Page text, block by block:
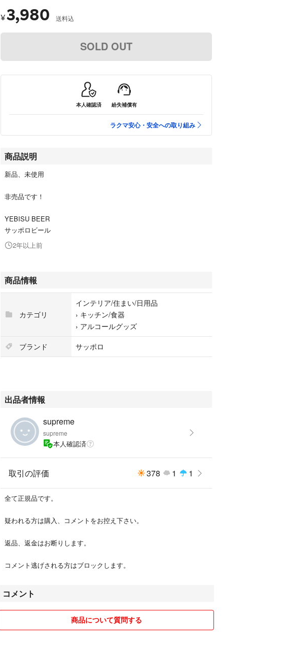
¥3,980 送料込
SOLD OUT
本人確認済 紛失補償有
ラクマ安心・安全への取り組み
商品説明
新品、未使用
非売品です！
YEBISU BEER
サッポロビール
2年以上前
商品情報
カテゴリ
インテリア/住まい/日用品
› キッチン/食器
› アルコールグッズ
ブランド
サッポロ
出品者情報
supreme
supreme
本人確認済
取引の評価 378 1 1
全て正規品です。
疑われる方は購入、コメントをお控え下さい。
返品、返金はお断りします。
コメント逃げされる方はブロックします。
コメント
商品について質問する